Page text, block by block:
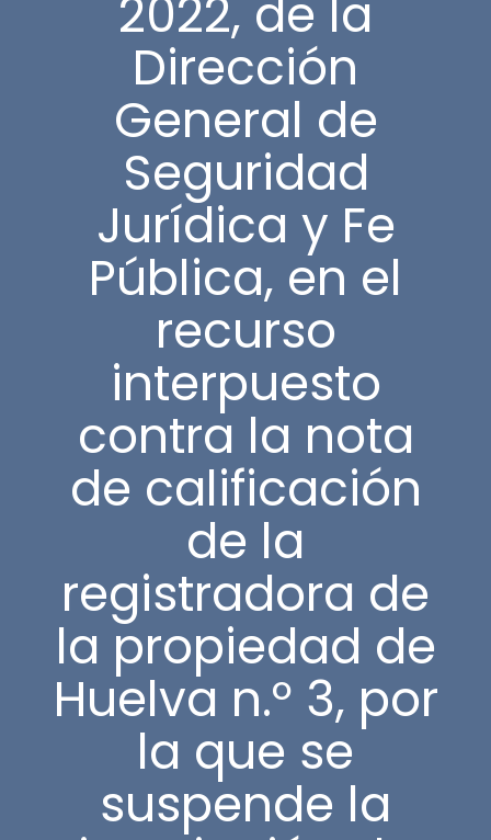
2022, de la
Dirección
General de
Seguridad
Jurídica y Fe
Pública, en el
recurso
interpuesto
contra la nota
de calificación
de la
registradora de
la propiedad de
Huelva n.º 3, por
la que se
suspende la